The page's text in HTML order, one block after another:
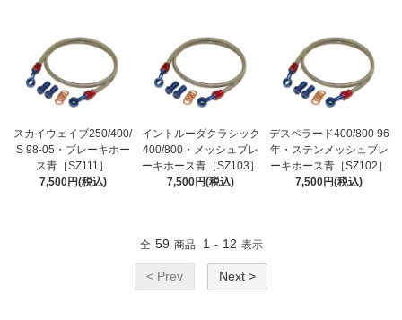
スカイウェイブ250/400/
S 98-05・ブレーキホー
ス青［SZ111］
7,500円(税込)
イントルーダクラシック
400/800・メッシュブレ
ーキホース青［SZ103］
7,500円(税込)
デスペラード400/800 96
年・ステンメッシュブレ
ーキホース青［SZ102］
7,500円(税込)
全 59 商品 1 - 12 表示
< Prev Next >